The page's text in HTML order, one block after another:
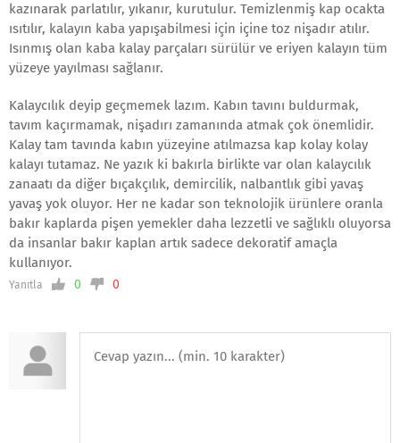
kazınarak parlatılır, yıkanır, kurutulur. Temizlenmiş kap ocakta
ısıtılır, kalayın kaba yapışabilmesi için içine toz nişadır atılır.
Isınmış olan kaba kalay parçaları sürülür ve eriyen kalayın tüm
yüzeye yayılması sağlanır.
Kalaycılık deyip geçmemek lazım. Kabın tavını buldurmak,
tavım kaçırmamak, nişadırı zamanında atmak çok önemlidir.
Kalay tam tavında kabın yüzeyine atılmazsa kap kolay kolay
kalayı tutamaz. Ne yazık ki bakırla birlikte var olan kalaycılık
zanaatı da diğer bıçakçılık, demircilik, nalbantlık gibi yavaş
yavaş yok oluyor. Her ne kadar son teknolojik ürünlere oranla
bakır kaplarda pişen yemekler daha lezzetli ve sağlıklı oluyorsa
da insanlar bakır kaplan artık sadece dekoratif amaçla
kullanıyor.
Yanıtla 0 0